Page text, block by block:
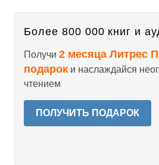
Более 800 000 книг и
Получи 2 месяца Литрес
подарок и наслаждайся
чтением
ПОЛУЧИТЬ ПОДАРОК